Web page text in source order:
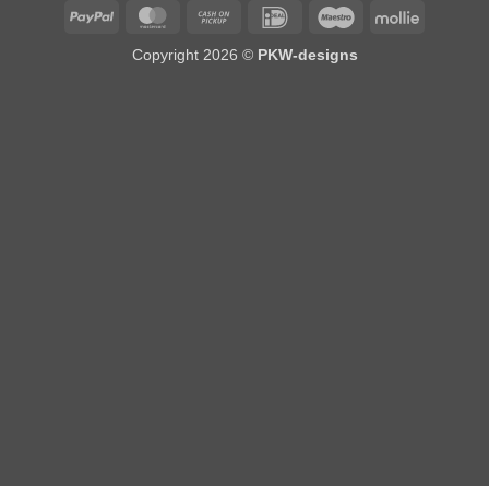
PayPal MasterCardCash
Pickup
IDeal Maestro Mollie
Copyright 2026 © PKW-designs